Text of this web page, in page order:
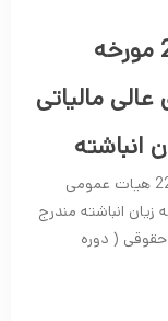
عدم ابطال رای شماره 12 – 201 مورخه
عالی مالیاتی
انباشته
عدم ابطال رای شماره 12 – 201 مورخه 2241400 هیات عمومی
زیان انباشته مندرج
( دوره